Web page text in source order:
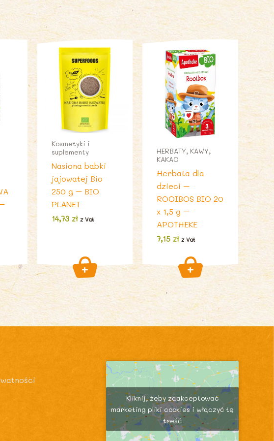
Kosmetyki i
suplementy
Nasiona babki
jajowatej Bio
250 g – BIO
PLANET
14,73 zł z Vat
HERBATY, KAWY,
KAKAO
Herbata dla
dzieci –
ROOIBOS BIO 20
x 1,5 g –
APOTHEKE
7,15zł z Vat
Kliknij, żeby zaakceptować
marketing pliki cookies i włączyć tę
treść